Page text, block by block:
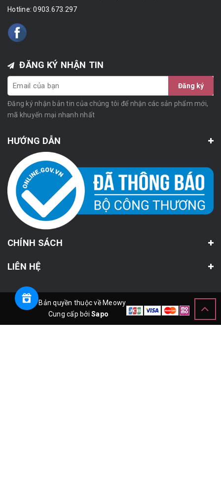
Hotline:0903.673.297
ĐĂNG KÝ NHẬN TIN
Đăng ký
Đăng ký nhận bản tin của chúng tôi để nhận các sản phẩm mới,
mã khuyến mại nhanh nhất
HƯỚNG DẪN
CHÍNH SÁCH
LIÊN HỆ
© Bản quyền thuộc về Meowy
Cung cấp bởiSapo